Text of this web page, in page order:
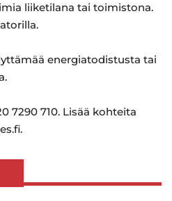
liiketilana tai toimistona.
energiatodistusta tai
7290 710. Lisää kohteita